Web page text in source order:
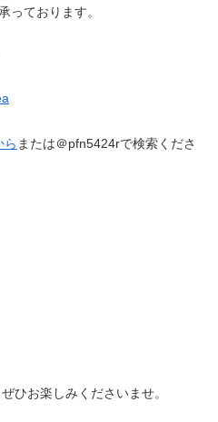
っております。
ら または＠pfn5424rで検索くださ
ひお楽しみくださいませ。